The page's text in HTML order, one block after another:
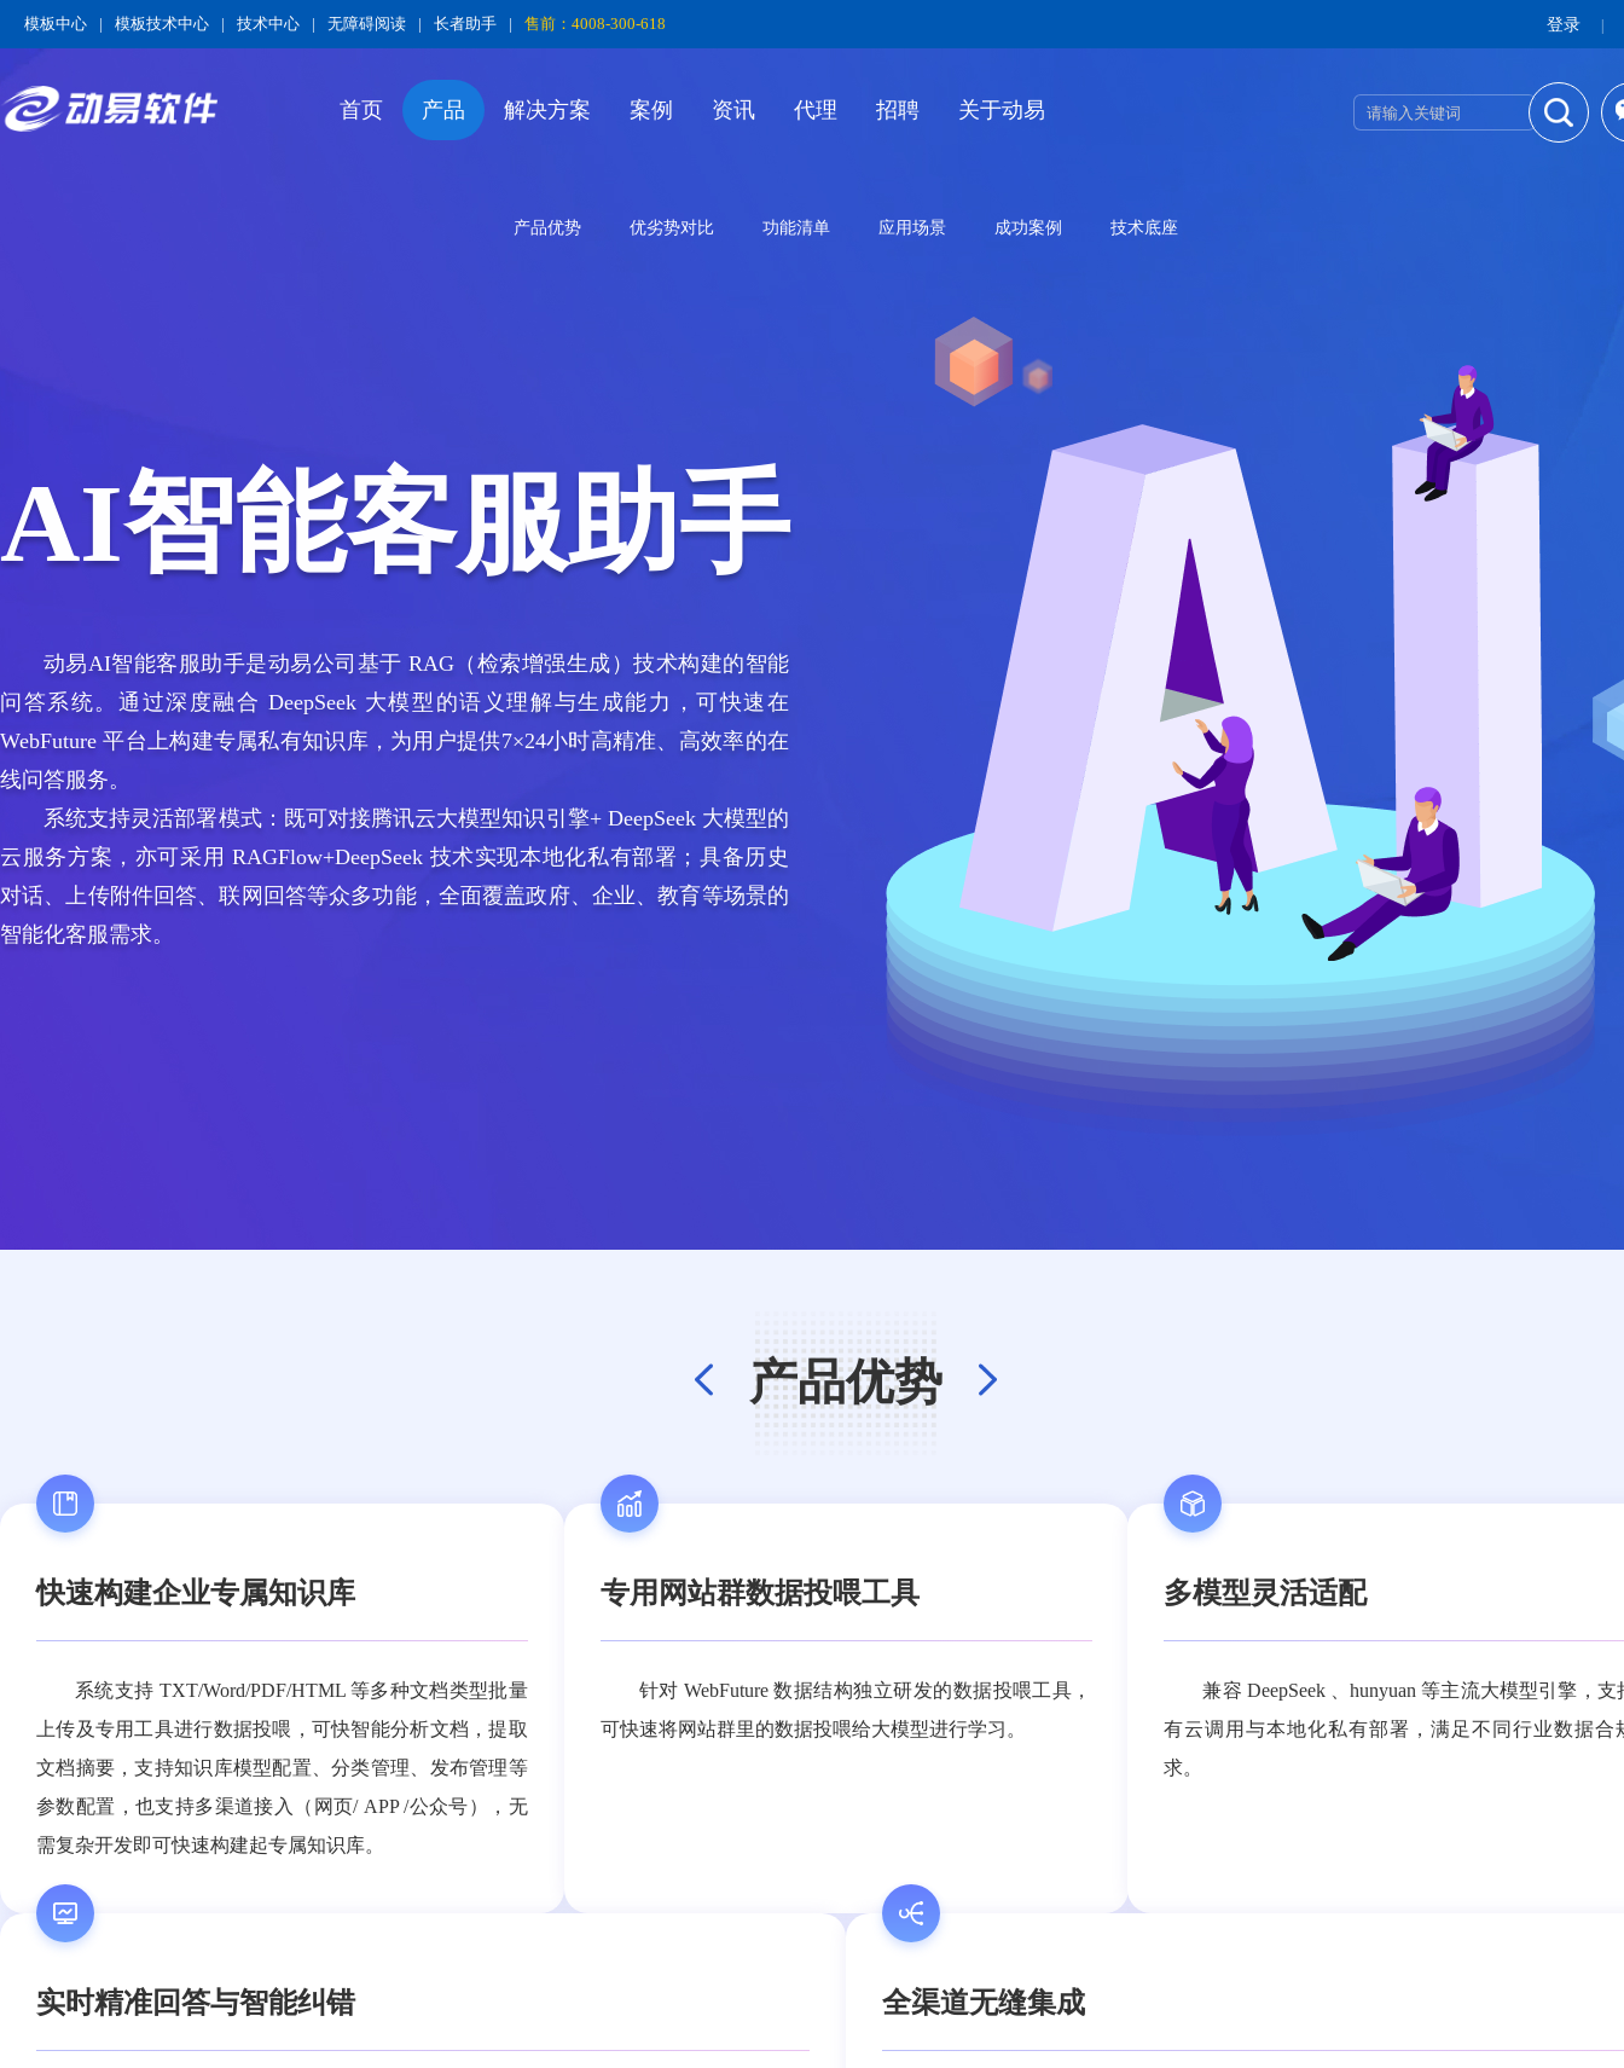
登录
模板中心 | 模板技术中心 | 技术中心 | 无障碍阅读 | 长者助手 | 售前：4008-300-618
首页 产品 解决方案 案例 资讯 代理 招聘 关于动易
产品优势 优劣势对比 功能清单 应用场景 成功案例 技术底座
AI智能客服助手
动易AI智能客服助手是动易公司基于 RAG（检索增强生成）技术构建的智能
问答系统。通过深度融合 DeepSeek 大模型的语义理解与生成能力，可快速在
WebFuture 平台上构建专属私有知识库，为用户提供7×24小时高精准、高效率的在
线问答服务。
系统支持灵活部署模式：既可对接腾讯云大模型知识引擎+ DeepSeek 大模型的
云服务方案，亦可采用 RAGFlow+DeepSeek 技术实现本地化私有部署；具备历史
对话、上传附件回答、联网回答等众多功能，全面覆盖政府、企业、教育等场景的
智能化客服需求。
产品优势
快速构建企业专属知识库
系统支持 TXT/Word/PDF/HTML 等多种文档类型批量
上传及专用工具进行数据投喂，可快智能分析文档，提取
文档摘要，支持知识库模型配置、分类管理、发布管理等
参数配置，也支持多渠道接入（网页/ APP /公众号），无
需复杂开发即可快速构建起专属知识库。
专用网站群数据投喂工具
针对 WebFuture 数据结构独立研发的数据投喂工具，
可快速将网站群里的数据投喂给大模型进行学习。
多模型灵活适配
兼容 DeepSeek 、hunyuan 等主流大模型引擎，支
有云调用与本地化私有部署，满足不同行业数据合
求。
实时精准回答与智能纠错 全渠道无缝集成